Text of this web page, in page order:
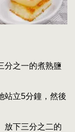
分之一的煮熟鹽
站立5分鐘，然後
放下三分之二的